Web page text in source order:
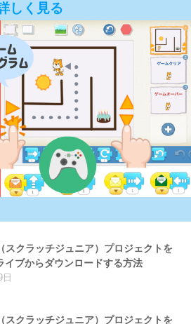
しく見る
クラッチジュニア）プロジェクトを
ブからダウンロードする方法
クラッチジュニア）プロジェクトを